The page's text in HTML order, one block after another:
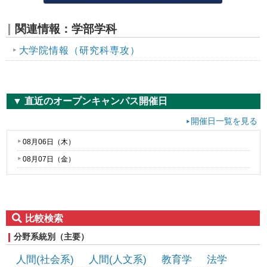
関連情報：学部学科
大学院情報（研究科専攻）
▼ 直近のオープンキャンパス開催日
開催日一覧を見る
08月06日（木）
08月07日（金）
比較検索
分野系統別（主要）
人間(社会系) 人間(人文系) 教育学
法学